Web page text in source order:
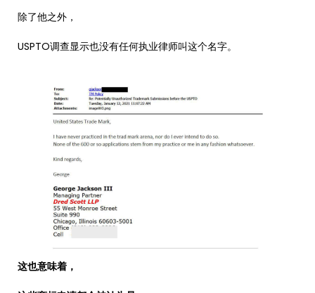
除了他之外，
USPTO调查显示也没有任何执业律师叫这个名字。
这也意味着，